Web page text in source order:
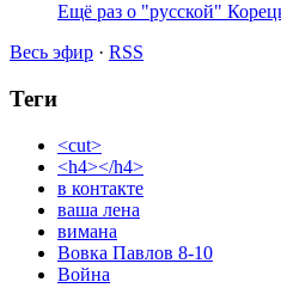
Ещё раз о "русской"
Весь эфир · RSS
Теги
<cut>
<h4></h4>
в контакте
ваша лена
вимана
Вовка Павлов 8-10
Война